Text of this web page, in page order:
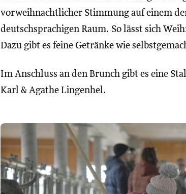
vorweihnachtlicher Stimmung auf einem
deutschsprachigen Raum. So lässt sich
Dazu gibt es feine Getränke wie
Im Anschluss an den Brunch gibt es eine
Karl & Agathe Lingenhel.